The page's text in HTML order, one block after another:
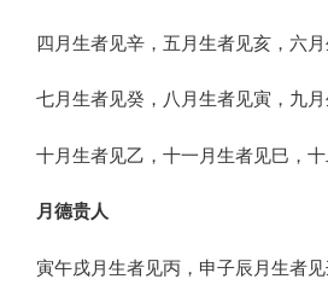
四月生者见辛，五月生者见亥，六月
七月生者见癸，八月生者见寅，九月
十月生者见乙，十一月生者见巳，十
月德贵人
寅午戌月生者见丙，申子辰月生者见